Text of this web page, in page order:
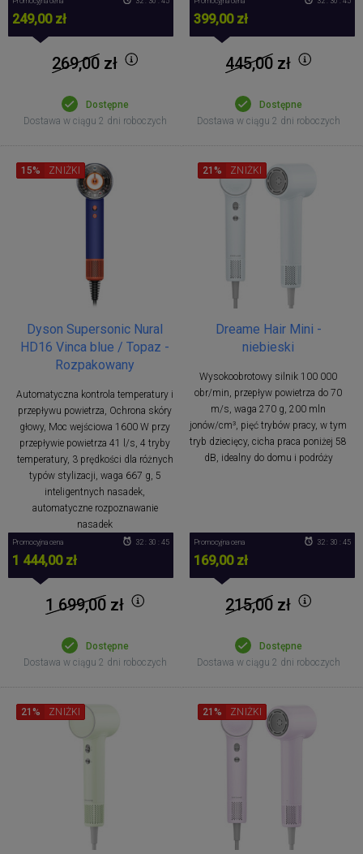
249,00 zł
269,00zł
Dostępne
Dostawa w ciągu 2 dni roboczych
399,00 zł
445,00zł
Dostępne
Dostawa w ciągu 2 dni roboczych
Dyson Supersonic Nural
HD16 Vinca blue / Topaz -
Rozpakowany
Automatyczna kontrola temperatury i
przepływu powietrza, Ochrona skóry
głowy, Moc wejściowa 1600 W przy
przepływie powietrza 41 l/s, 4 tryby
temperatury, 3 prędkości dla różnych
typów stylizacji, waga 667 g, 5
inteligentnych nasadek,
automatyczne rozpoznawanie
nasadek
15% ZNIŻKI
Promocyjna cena
1 444,00 zł
32 : 30 : 44
1 699,00zł
Dostępne
Dostawa w ciągu 2 dni roboczych
Dreame Hair Mini -
niebieski
Wysokoobrotowy silnik 100 000
obr/min, przepływ powietrza do 70
m/s, waga 270 g, 200 mln
jonów/cm³, pięć trybów pracy, w tym
tryb dziecięcy, cicha praca poniżej 58
dB, idealny do domu i podróży
21% ZNIŻKI
Promocyjna cena
169,00 zł
32 : 30 : 44
215,00zł
Dostępne
Dostawa w ciągu 2 dni roboczych
21% ZNIŻKI 21% ZNIŻKI